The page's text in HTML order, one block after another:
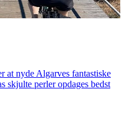
at nyde Algarves fantastiske
skjulte perler opdages bedst